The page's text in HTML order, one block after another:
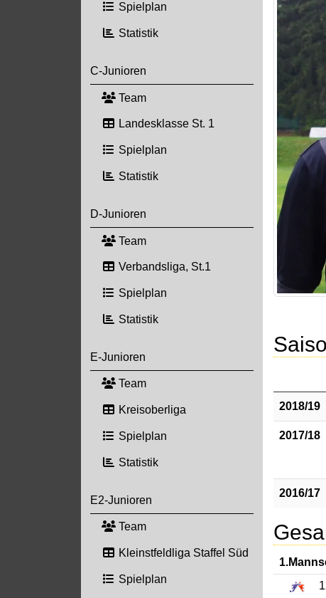
Spielplan
Statistik
C-Junioren
Team
Landesklasse St. 1
Spielplan
Statistik
D-Junioren
Team
Verbandsliga, St.1
Spielplan
Statistik
E-Junioren
Team
Kreisoberliga
Spielplan
Statistik
E2-Junioren
Team
Kleinstfeldliga Staffel Süd
Spielplan
2018/19
2017/18
2016/17